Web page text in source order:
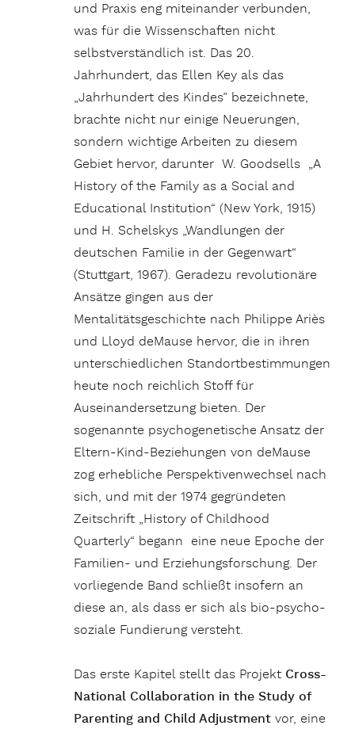
und Praxis eng miteinander verbunden,
was für die Wissenschaften nicht
selbstverständlich ist. Das 20.
Jahrhundert, das Ellen Key als das
„Jahrhundert des Kindes” bezeichnete,
brachte nicht nur einige Neuerungen,
sondern wichtige Arbeiten zu diesem
Gebiet hervor, darunter W. Goodsells „A
History of the Family as a Social and
Educational Institution“ (New York, 1915)
und H. Schelskys „Wandlungen der
deutschen Familie in der Gegenwart“
(Stuttgart, 1967). Geradezu revolutionäre
Ansätze gingen aus der
Mentalitätsgeschichte nach Philippe Ariès
und Lloyd deMause hervor, die in ihren
unterschiedlichen Standortbestimmungen
heute noch reichlich Stoff für
Auseinandersetzung bieten. Der
sogenannte psychogenetische Ansatz der
Eltern-Kind-Beziehungen von deMause
zog erhebliche Perspektivenwechsel nach
sich, und mit der 1974 gegründeten
Zeitschrift „History of Childhood
Quarterly“ begann eine neue Epoche der
Familien- und Erziehungsforschung. Der
vorliegende Band schließt insofern an
diese an, als dass er sich als bio-psycho-
soziale Fundierung versteht.
Das erste Kapitel stellt das Projekt Cross-
National Collaboration in the Study of
Parenting and Child Adjustment vor, eine